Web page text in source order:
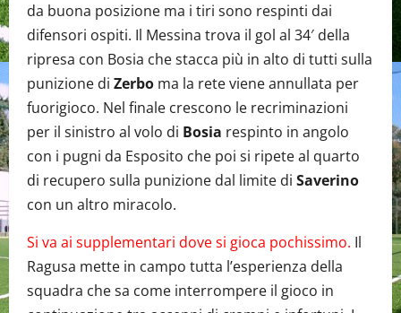
da buona posizione ma i tiri sono respinti dai
difensori ospiti. Il Messina trova il gol al 34′ della
ripresa con Bosia che stacca più in alto di tutti sulla
punizione di Zerbo ma la rete viene annullata per
fuorigioco. Nel finale crescono le recriminazioni
per il sinistro al volo di Bosia respinto in angolo
con i pugni da Esposito che poi si ripete al quarto
di recupero sulla punizione dal limite di Saverino
con un altro miracolo.
Si va ai supplementari dove si gioca pochissimo. Il
Ragusa mette in campo tutta l’esperienza della
squadra che sa come interrompere il gioco in